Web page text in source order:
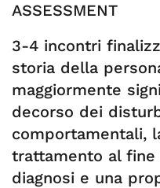
ASSESSMENT
3-4 incontri
storia della
maggiormente
decorso dei
comportamentali,
trattamento al
diagnosi e una